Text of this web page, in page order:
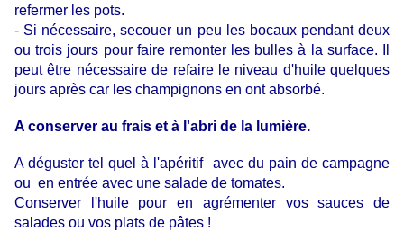
refermer les pots.
- Si nécessaire, secouer un peu les bocaux pendant deux
ou trois jours pour faire remonter les bulles à la surface. Il
peut être nécessaire de refaire le niveau d'huile quelques
jours après car les champignons en ont absorbé.
A conserver au frais et à l'abri de la lumière.
A déguster tel quel à l'apéritif avec du pain de campagne
ou en entrée avec une salade de tomates.
Conserver l'huile pour en agrémenter vos sauces de
salades ou vos plats de pâtes !